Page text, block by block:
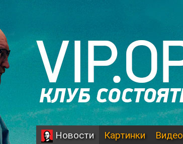
Новости Картинки Видео